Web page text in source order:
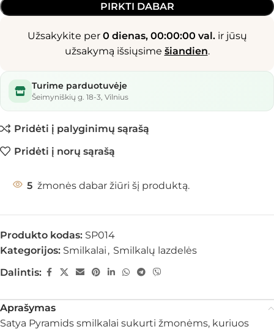
PIRKTI DABAR
Užsakykite per 0 dienas, 00:00:00 val.ir jūsų
užsakymą išsiųsime šiandien.
Turime parduotuvėje
Šeimyniškių g. 18-3, Vilnius
Pridėti į palyginimų sąrašą
Pridėti į norų sąrašą
5 žmonės dabar žiūri šį produktą.
Produkto kodas: SP014
Kategorijos: Smilkalai , Smilkalų lazdelės
Dalintis:
Aprašymas
Satya Pyramids smilkalai sukurti žmonėms, kuriuos